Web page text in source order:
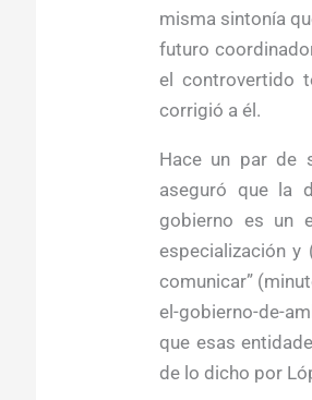
misma sintonía
futuro
el controvertido
corrigió a él.
Hace un par de
aseguró que la
gobierno es un
especialización
comunicar”
el-gobierno-de-
que esas
de lo dicho por